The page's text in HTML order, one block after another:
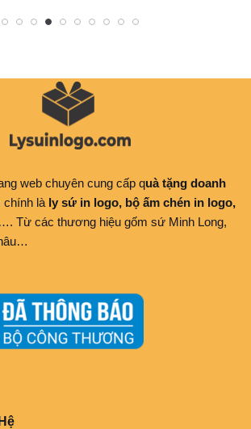
web chuyên cung cấp quà tặng doanh
chính là ly sứ in logo, bộ ấm chén in logo,
…. Từ các thương hiệu gốm sứ Minh Long,